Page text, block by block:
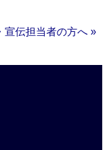
宣伝担当者の方へ »